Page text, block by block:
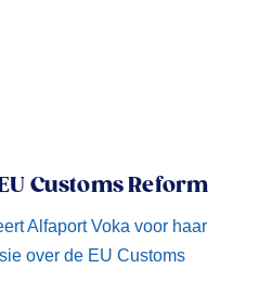
Customs Reform
Alfaport Voka voor haar
over de EU Customs